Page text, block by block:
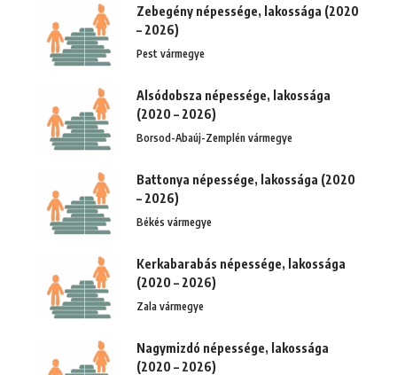
Zebegény népessége, lakossága (2020
– 2026)
Pest vármegye
Alsódobsza népessége, lakossága
(2020 – 2026)
Borsod-Abaúj-Zemplén vármegye
Battonya népessége, lakossága (2020
– 2026)
Békés vármegye
Kerkabarabás népessége, lakossága
(2020 – 2026)
Zala vármegye
Nagymizdó népessége, lakossága
(2020 – 2026)